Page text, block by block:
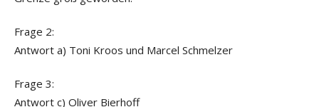
Frage 2:
Antwort a) Toni Kroos und Marcel Schmelzer
Frage 3:
Antwort c) Oliver Bierhoff